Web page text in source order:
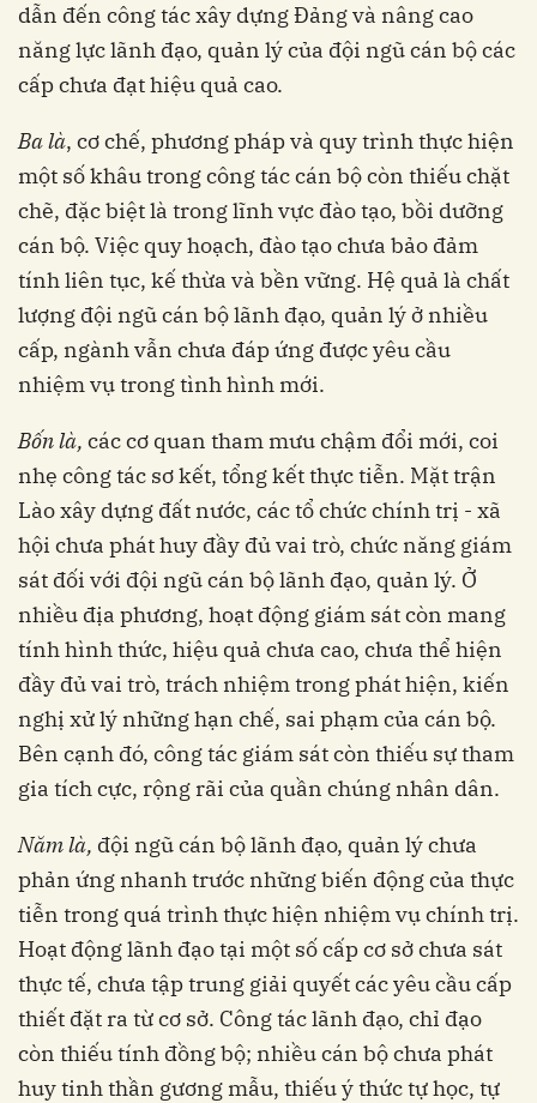
dẫn đến công tác xây dựng Đảng và nâng cao
năng lực lãnh đạo, quản lý của đội ngũ cán bộ các
cấp chưa đạt hiệu quả cao.
Ba là, cơ chế, phương pháp và quy trình thực hiện
một số khâu trong công tác cán bộ còn thiếu chặt
chẽ, đặc biệt là trong lĩnh vực đào tạo, bồi dưỡng
cán bộ. Việc quy hoạch, đào tạo chưa bảo đảm
tính liên tục, kế thừa và bền vững. Hệ quả là chất
lượng đội ngũ cán bộ lãnh đạo, quản lý ở nhiều
cấp, ngành vẫn chưa đáp ứng được yêu cầu
nhiệm vụ trong tình hình mới.
Bốn là, các cơ quan tham mưu chậm đổi mới, coi
nhẹ công tác sơ kết, tổng kết thực tiễn. Mặt trận
Lào xây dựng đất nước, các tổ chức chính trị - xã
hội chưa phát huy đầy đủ vai trò, chức năng giám
sát đối với đội ngũ cán bộ lãnh đạo, quản lý. Ở
nhiều địa phương, hoạt động giám sát còn mang
tính hình thức, hiệu quả chưa cao, chưa thể hiện
đầy đủ vai trò, trách nhiệm trong phát hiện, kiến
nghị xử lý những hạn chế, sai phạm của cán bộ.
Bên cạnh đó, công tác giám sát còn thiếu sự tham
gia tích cực, rộng rãi của quần chúng nhân dân.
Năm là, đội ngũ cán bộ lãnh đạo, quản lý chưa
phản ứng nhanh trước những biến động của thực
tiễn trong quá trình thực hiện nhiệm vụ chính trị.
Hoạt động lãnh đạo tại một số cấp cơ sở chưa sát
thực tế, chưa tập trung giải quyết các yêu cầu cấp
thiết đặt ra từ cơ sở. Công tác lãnh đạo, chỉ đạo
còn thiếu tính đồng bộ; nhiều cán bộ chưa phát
huy tinh thần gương mẫu, thiếu ý thức tự học, tự